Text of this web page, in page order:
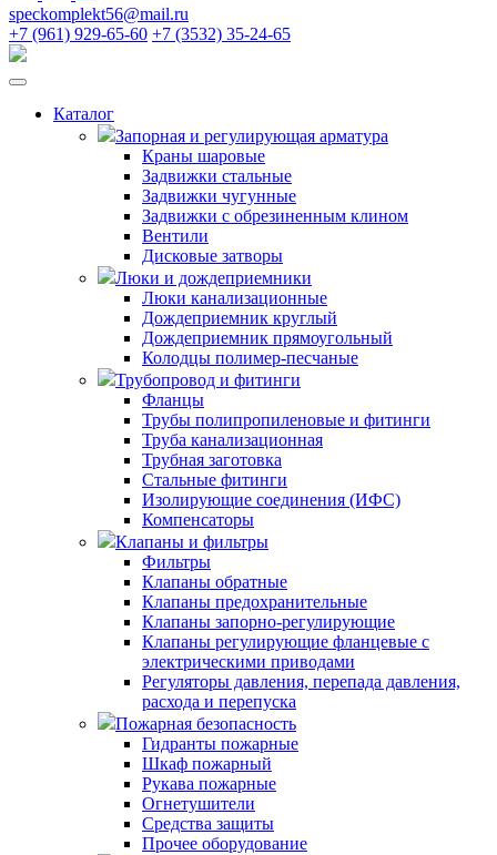
speckomplekt56@mail.ru
+7 (961) 929-65-60 +7 (3532) 35-24-65
Каталог
Запорная и регулирующая арматура
Краны шаровые
Задвижки стальные
Задвижки чугунные
Задвижки с обрезиненным клином
Вентили
Дисковые затворы
Люки и дождеприемники
Люки канализационные
Дождеприемник круглый
Дождеприемник прямоугольный
Колодцы полимер-песчаные
Трубопровод и фитинги
Фланцы
Трубы полипропиленовые и фитинги
Труба канализационная
Трубная заготовка
Стальные фитинги
Изолирующие соединения (ИФС)
Компенсаторы
Клапаны и фильтры
Фильтры
Клапаны обратные
Клапаны предохранительные
Клапаны запорно-регулирующие
Клапаны регулирующие фланцевые с
электрическими приводами
Регуляторы давления, перепада давления,
расхода и перепуска
Пожарная безопасность
Гидранты пожарные
Шкаф пожарный
Рукава пожарные
Огнетушители
Средства защиты
Прочее оборудование